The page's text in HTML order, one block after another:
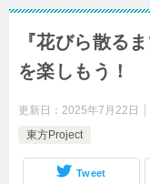
『花びら散る
を楽しもう！
更新日： 2025年7月22日
東方Project
Tweet